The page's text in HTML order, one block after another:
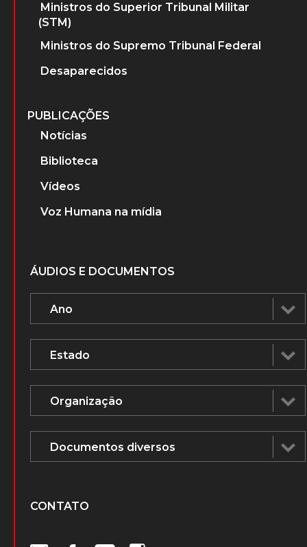
Ministros do Superior Tribunal Militar
(STM)
Ministros do Supremo Tribunal Federal
Desaparecidos
PUBLICAÇÕES
Notícias
Biblioteca
Vídeos
Voz Humana na mídia
ÁUDIOS E DOCUMENTOS
CONTATO